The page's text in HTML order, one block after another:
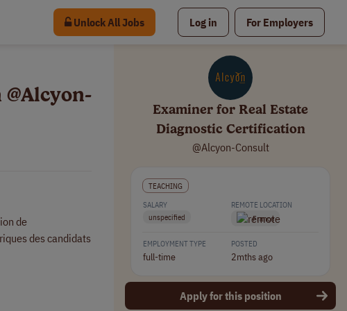
Unlock All Jobs Log in For Employers
de
des candidats
Examiner for Real Estate
Diagnostic Certification
@Alcyon-Consult
TEACHING
SALARY
unspecified
REMOTE LOCATION
France
EMPLOYMENT TYPE
full-time
POSTED
2mths ago
Apply for this position